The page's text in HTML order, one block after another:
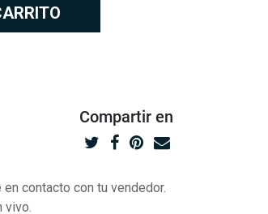
Compartir en
contacto con tu vendedor.
vivo.